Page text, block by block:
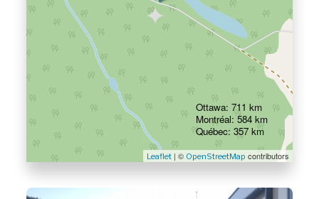
Leaflet| © OpenStreetMap contributors
Ottawa: 711 km
Montréal: 584 km
Québec: 357 km